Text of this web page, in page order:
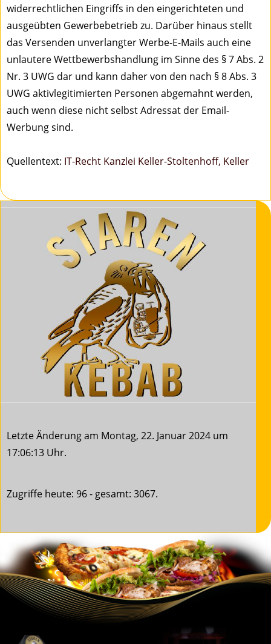
widerrechtlichen Eingriffs in den eingerichteten und
ausgeübten Gewerbebetrieb zu. Darüber hinaus stellt
das Versenden unverlangter Werbe-E-Mails auch eine
unlautere Wettbewerbshandlung im Sinne des § 7 Abs. 2
Nr. 3 UWG dar und kann daher von den nach § 8 Abs. 3
UWG aktivlegitimierten Personen abgemahnt werden,
auch wenn diese nicht selbst Adressat der Email-
Werbung sind.
Quellentext: IT-Recht Kanzlei Keller-Stoltenhoff, Keller
Letzte Änderung am Montag, 22. Januar 2024 um
17:06:13 Uhr.
Zugriffe heute: 96 - gesamt: 3067.